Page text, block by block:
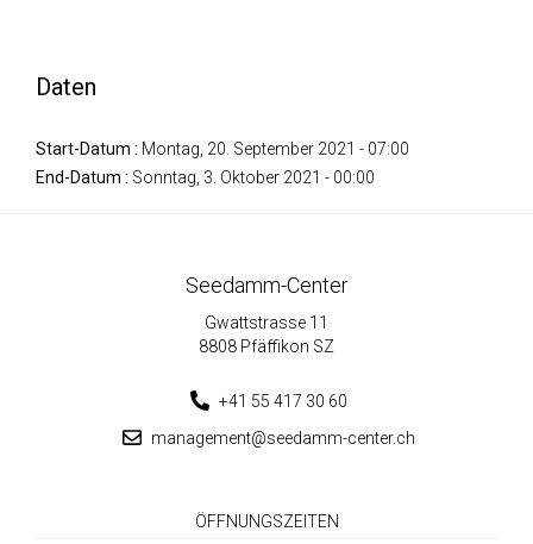
Daten
Start-Datum : Montag, 20. September 2021 - 07:00
End-Datum : Sonntag, 3. Oktober 2021 - 00:00
Seedamm-Center
Gwattstrasse 11
8808 Pfäffikon SZ
+41 55 417 30 60
management@seedamm-center.ch
ÖFFNUNGSZEITEN